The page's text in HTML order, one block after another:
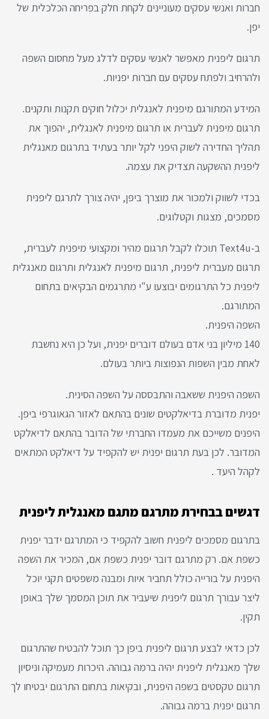
חברות ואנשי עסקים מעוניינים לקחת חלק בפריחה הכלכלית של
יפן.
תרגום ליפנית מאפשר לאנשי עסקים לדלג מעל מחסום השפה
ולהרחיב ולפתח עסקים עם חברות יפניות.
המידע המתורגם מיפנית לאנגלית יכלול חוקים תקנות ותקנים.
תרגום מיפנית לעברית או תרגום מיפנית לאנגלית, יהפוך את
תהליך החדירה לשוק היפני לקל יותר בעתיד בתרגום מאנגלית
ליפנית ההשקעה תצדיק את עצמה.
בכדי לשווק ולמכור את מוצרך ביפן, יהיה צורך לתרגם ליפנית
מסמכים, מצגות וקטלוגים.
ב-Text4u תוכלו לקבל תרגום מהיר ומקצועי מיפנית לעברית,
תרגום מעברית ליפנית, תרגום מיפנית לאנגלית ותרגום מאנגלית
ליפנית כל התרגומים יבוצעו ע"י מתרגמים הבקיאים בתחום
המתורגם.
השפה היפנית.
140 מיליון בני אדם בעולם דוברים יפנית, ועל כן היא נחשבת
לאחת מבין השפות הנפוצות ביותר בעולם.
השפה היפנית ששאבה והתבססה על השפה הסינית.
יפנית מדוברת בדיאלקטים שונים בהתאם לאזור הגאוגרפי ביפן.
היפנים משייכם את מעמדו החברתי של הדובר בהתאם לדיאלקט
המדובר. לכן בעת תרגום יפנית יש להקפיד על דיאלקט המתאים
לקהל היעד .
דגשים בבחירת מתרגם מתגם מאנגלית ליפנית
בתרגום מסמכים ליפנית חשוב להקפיד כי המתרגם ידבר יפנית
כשפת אם. רק מתרגם דובר יפנית כשפת אם, המכיר את השפה
היפנית על בורייה כולל תחביר איות ומבנה משפטים תקני יוכל
ליצר עבורך תרגום ליפנית שיעביר את תוכן המסמך שלך באופן
תקין.
לכן כדאי לבצע תרגום ליפנית ביפן כך תוכל להבטיח שהתרגום
שלך מאנגלית ליפנית יהיה ברמה גבוהה. היכרות מעמיקה וניסיון
תרגום טקסטים בשפה היפנית, ובקיאות בתחום התרגום יבטיחו לך
תרגום יפנית ברמה גבוהה.